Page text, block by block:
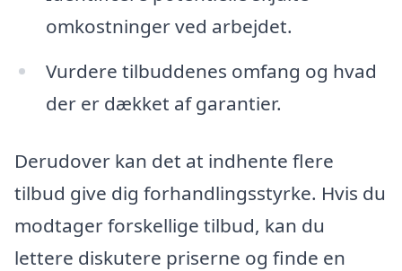
omkostninger ved arbejdet.
Vurdere tilbuddenes omfang og hvad
der er dækket af garantier.
Derudover kan det at indhente flere
tilbud give dig forhandlingsstyrke. Hvis du
modtager forskellige tilbud, kan du
lettere diskutere priserne og finde en